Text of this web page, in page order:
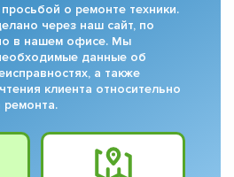
о ремонте техники.
через наш сайт, по
в нашем офисе. Мы
данные об
а также
клиента относительно
ремонта.